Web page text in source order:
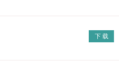
下 载